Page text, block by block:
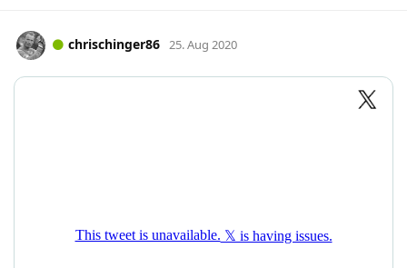
chrischinger86 25. Aug 2020